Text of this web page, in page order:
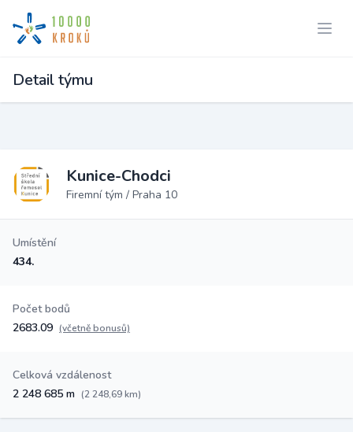
Detail týmu
Kunice-Chodci
Firemní tým / Praha 10
Umístění
434.
Počet bodů
2683.09 (včetně bonusů)
Celková vzdálenost
2 248 685 m (2 248,69 km)